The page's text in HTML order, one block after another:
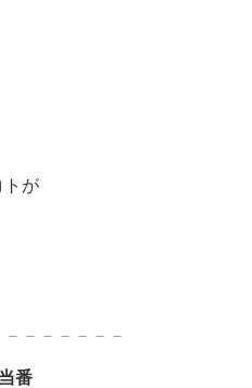
トが
－－－－－－
番